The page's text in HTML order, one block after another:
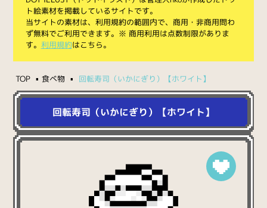
ト絵素材を掲載しているサイトです。
当サイトの素材は、利用規約の範囲内で、商用・非商用問わ
ず無料でご利用できます。※ 商用利用は点数制限がありま
す。 利用規約はこちら。
TOP 食べ物 回転寿司（いかにぎり）【ホワイト】
回転寿司（いかにぎり）【ホワイト】